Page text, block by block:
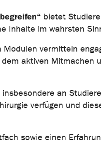
bietet
Inhalte im wahrsten
vermitteln
aktiven
an
verfügen und
sowie einen